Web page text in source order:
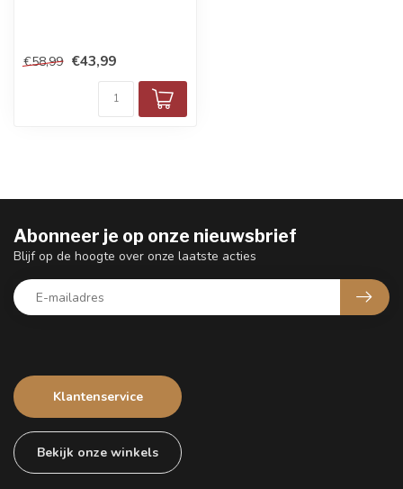
€58,99 €43,99
Klantenservice
Bekijk onze winkels
Abonneer je op onze nieuwsbrief
Blijf op de hoogte over onze laatste acties